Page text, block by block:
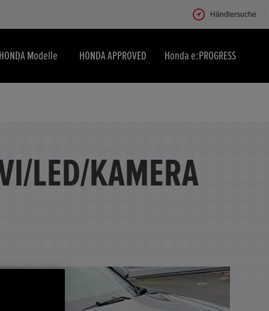
Händlersuche
Modelle HONDA APPROVED Honda e:PROGRESS
LED/KAMERA